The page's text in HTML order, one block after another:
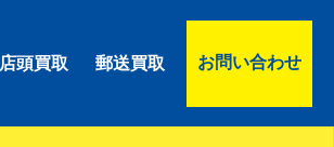
店頭買取 郵送買取 お問い合わせ